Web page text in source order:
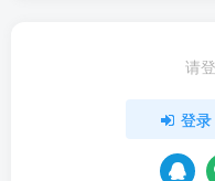
请
登录